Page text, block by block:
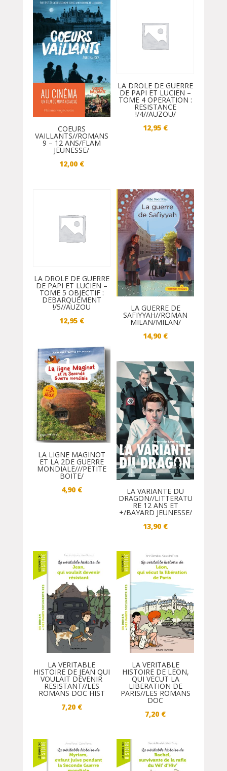
COEURS
VAILLANTS//ROMANS
9 – 12 ANS/FLAM
JEUNESSE/
12,00 €
LA DROLE DE GUERRE
DE PAPI ET LUCIEN –
TOME 4 OPERATION :
RESISTANCE
!/4//AUZOU/
12,95 €
LA DROLE DE GUERRE
DE PAPI ET LUCIEN –
TOME 5 OBJECTIF :
DEBARQUEMENT
!/5//AUZOU
12,95 €
LA GUERRE DE
SAFIYYAH//ROMAN
MILAN/MILAN/
14,90 €
LA LIGNE MAGINOT
ET LA 2DE GUERRE
MONDIALE///PETITE
BOITE/
4,90 € LA VARIANTE DU
DRAGON//LITTERATU
RE 12 ANS ET
+/BAYARD JEUNESSE/
13,90 €
LA VERITABLE
HISTOIRE DE JEAN QUI
VOULAIT DEVENIR
RESISTANT//LES
ROMANS DOC HIST
7,20 €
LA VERITABLE
HISTOIRE DE LEON,
QUI VECUT LA
LIBERATION DE
PARIS//LES ROMANS
DOC
7,20 €